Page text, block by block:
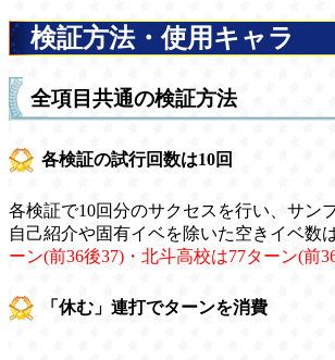
検証方法・使用キャラ
全項目共通の検証方法
各検証の試行回数は10回
各検証で10回分のサクセスを行い、サン
自己紹介や固有イベを除いた空きイベ数は
ーン(前36後37)・北斗高校は77ターン(前36
「休む」連打でターンを消費